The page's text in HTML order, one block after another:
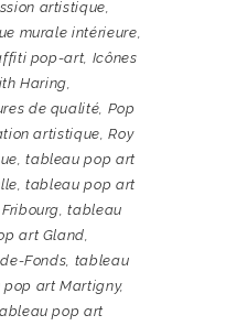
artistique
murale intérieure
pop-art Icônes
Haring
de qualité Pop
artistique ,Roy
,tableau pop art
,tableau pop art
,tableau
art Gland
Fonds tableau
art Martigny,
pop art